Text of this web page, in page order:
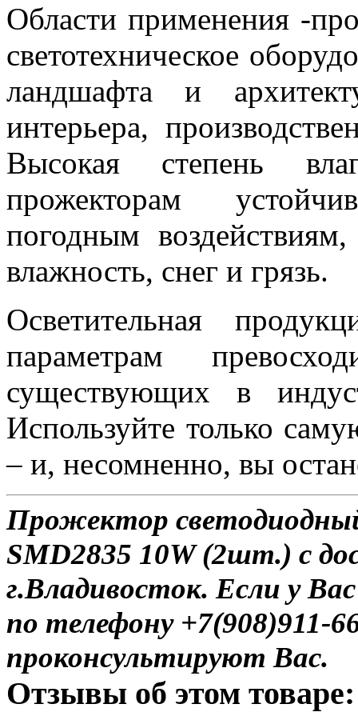
Области применения -
светотехническое
ландшафта и
интерьера,
Высокая степень
прожекторам
погодным
влажность, снег и грязь.
Осветительная
параметрам
существующих в
Используйте только
– и, несомненно, вы
Прожектор
SMD2835 10W (2шт.) с
г.Владивосток. Если у
по телефону
проконсультируют Вас.
Отзывы об этом товаре: